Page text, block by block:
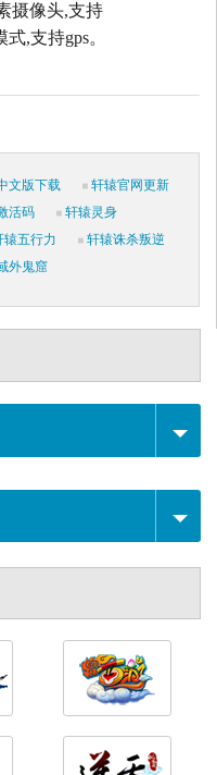
摄像头,支持
,支持gps。
文版下载
轩辕官网更新
活码
轩辕灵身
辕五行力
轩辕诛杀叛逆
外鬼窟